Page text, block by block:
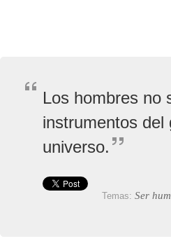
Los hombres no
instrumentos del
universo.
Temas: Ser